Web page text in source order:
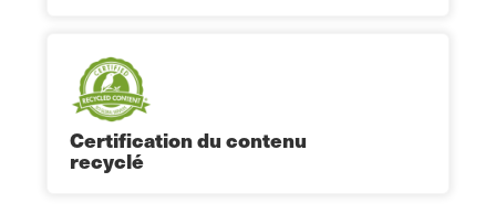
Certification du contenu
recyclé